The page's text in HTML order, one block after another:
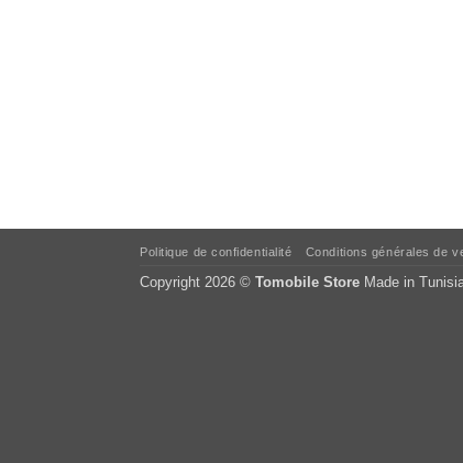
Politique de confidentialité Conditions générales de
Copyright 2026 © Tomobile Store Made in